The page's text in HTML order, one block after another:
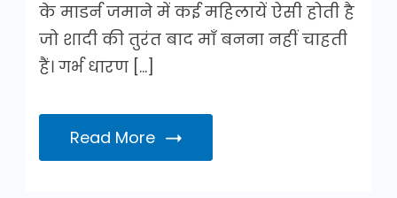
के माडर्न जमाने में कई महिलायें ऐसी होती है
जो शादी की तुरंत बाद माँ बनना नहीं चाहती
हैं। गर्भ धारण […]
Read More